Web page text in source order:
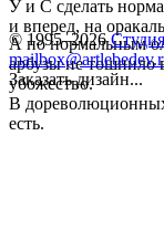
У и С сделать
и вперед, на
А по нормальным
арбузы не тошнило
убожество.
В
есть.
© 1995–2026
Заказать дизайн...